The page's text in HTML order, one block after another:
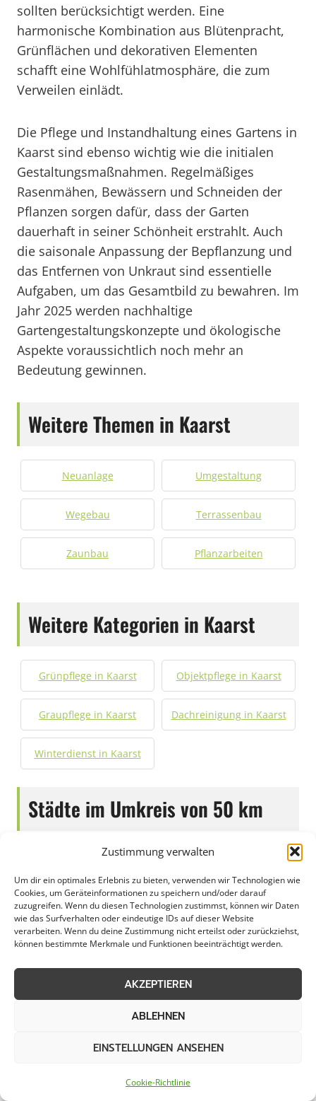
Zustimmung verwalten
Um dir ein optimales Erlebnis zu bieten, verwenden wir Technologien wie
Cookies, um Geräteinformationen zu speichern und/oder darauf
zuzugreifen. Wenn du diesen Technologien zustimmst, können wir Daten
wie das Surfverhalten oder eindeutige IDs auf dieser Website
verarbeiten. Wenn du deine Zustimmung nicht erteilst oder zurückziehst,
können bestimmte Merkmale und Funktionen beeinträchtigt werden.
AKZEPTIEREN
ABLEHNEN
EINSTELLUNGEN ANSEHEN
Cookie-Richtlinie
sollten berücksichtigt werden. Eine
harmonische Kombination aus Blütenpracht,
Grünflächen und dekorativen Elementen
schafft eine Wohlfühlatmosphäre, die zum
Verweilen einlädt.
Die Pflege und Instandhaltung eines Gartens in
Kaarst sind ebenso wichtig wie die initialen
Gestaltungsmaßnahmen. Regelmäßiges
Rasenmähen, Bewässern und Schneiden der
Pflanzen sorgen dafür, dass der Garten
dauerhaft in seiner Schönheit erstrahlt. Auch
die saisonale Anpassung der Bepflanzung und
das Entfernen von Unkraut sind essentielle
Aufgaben, um das Gesamtbild zu bewahren. Im
Jahr 2025 werden nachhaltige
Gartengestaltungskonzepte und ökologische
Aspekte voraussichtlich noch mehr an
Bedeutung gewinnen.
Weitere Themen in Kaarst
Neuanlage Umgestaltung
Wegebau Terrassenbau
Zaunbau Pflanzarbeiten
Weitere Kategorien in Kaarst
Grünpflege in Kaarst Objektpflege in Kaarst
Graupflege in Kaarst Dachreinigung in Kaarst
Winterdienst in Kaarst
Städte im Umkreis von 50 km
Gartengestaltung in
Alpen
Gartengestaltung in
Altstadt Nord
Gartengestaltung in
Altstadt Sud
Gartengestaltung in
Baesweiler
Gartengestaltung in
Gartengestaltung in
Bergisch Gladbach
Bilderstoeckchen
Bochum-Hordel
Gartengestaltung in
Gartengestaltung in